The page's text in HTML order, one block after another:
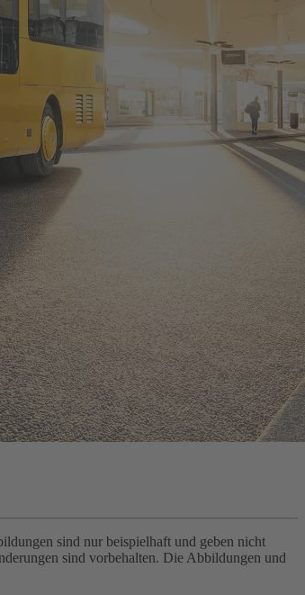
sind nur beispielhaft und geben nicht
sind vorbehalten. Die Abbildungen und